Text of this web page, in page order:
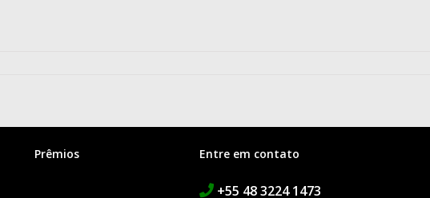
Prêmios Entre em contato
+55 48 3224 1473